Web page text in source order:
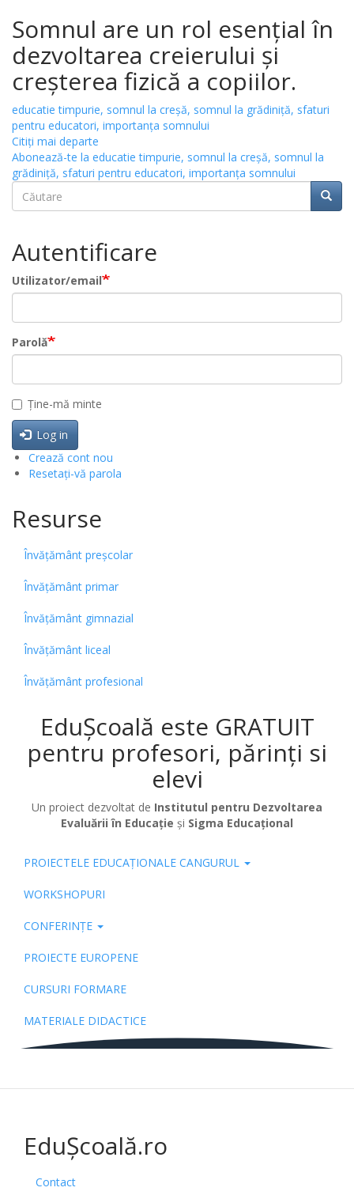
Somnul are un rol esențial în
dezvoltarea creierului și
creșterea fizică a copiilor.
educatie timpurie, somnul la creșă, somnul la grădiniță, sfaturi
pentru educatori, importanța somnului
Citiţi mai departe
Abonează-te la educatie timpurie, somnul la creșă, somnul la
grădiniță, sfaturi pentru educatori, importanța somnului
Căutare
Căutare
Autentificare
Utilizator/email
Parolă
Ține-mă minte
Log in
Crează cont nou
Resetați-vă parola
Resurse
Învățământ preșcolar
Învățământ primar
Învățământ gimnazial
Învățământ liceal
Învățământ profesional
EduȘcoală este GRATUIT
pentru profesori, părinți si
elevi
Un proiect dezvoltat de Institutul pentru Dezvoltarea
Evaluării în Educație și Sigma Educațional
Pub
PROIECTELE EDUCAȚIONALE CANGURUL
WORKSHOPURI
CONFERINȚE
PROIECTE EUROPENE
CURSURI FORMARE
MATERIALE DIDACTICE
EduȘcoală.ro
Contact